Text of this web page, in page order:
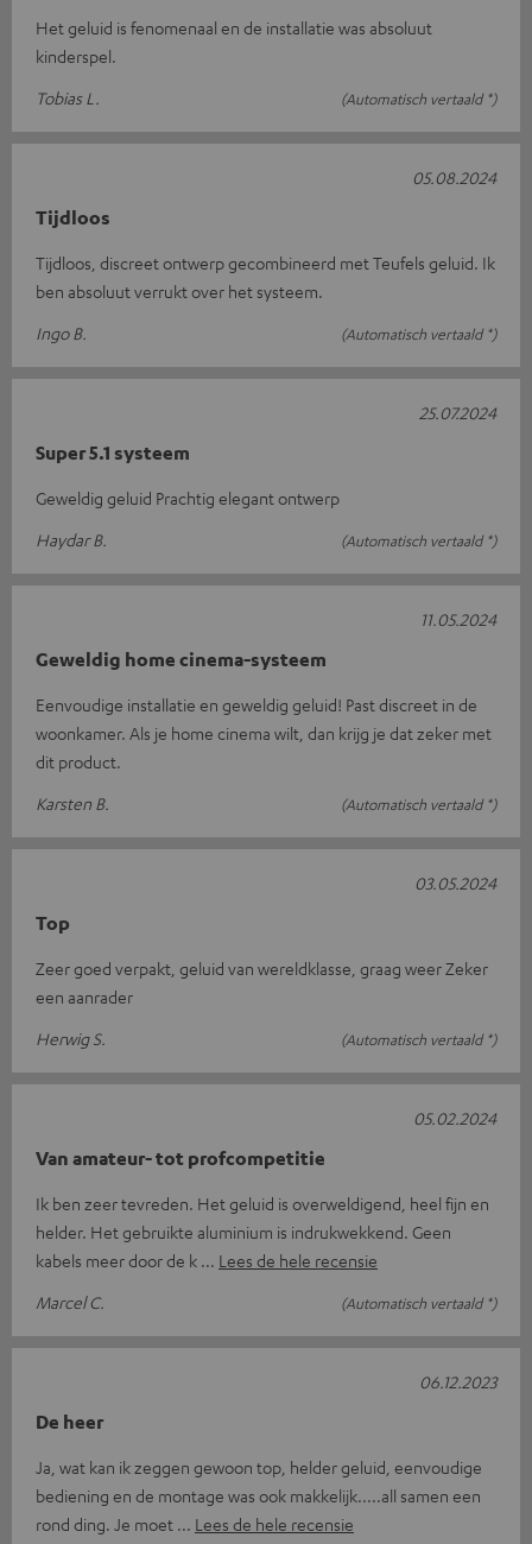
Het geluid is fenomenaal en de installatie was absoluut
kinderspel.
Tobias L.
(Automatisch vertaald *)
Tijdloos
Tijdloos, discreet ontwerp gecombineerd met Teufels geluid. Ik
ben absoluut verrukt over het systeem.
Ingo B.
(Automatisch vertaald *)
05.08.2024
Super 5.1 systeem
Geweldig geluid Prachtig elegant ontwerp
Haydar B.
(Automatisch vertaald *)
25.07.2024
Geweldig home cinema-systeem
Eenvoudige installatie en geweldig geluid! Past discreet in de
woonkamer. Als je home cinema wilt, dan krijg je dat zeker met
dit product.
Karsten B.
(Automatisch vertaald *)
11.05.2024
Top
Zeer goed verpakt, geluid van wereldklasse, graag weer Zeker
een aanrader
Herwig S.
(Automatisch vertaald *)
03.05.2024
Van amateur- tot profcompetitie
Ik ben zeer tevreden. Het geluid is overweldigend, heel fijn en
helder. Het gebruikte aluminium is indrukwekkend. Geen
kabels meer door de k
Lees de hele recensie
Marcel C.
(Automatisch vertaald *)
05.02.2024
De heer
Ja, wat kan ik zeggen gewoon top, helder geluid, eenvoudige
bediening en de montage was ook makkelijk.....all samen een
rond ding. Je moet
Lees de hele recensie
06.12.2023